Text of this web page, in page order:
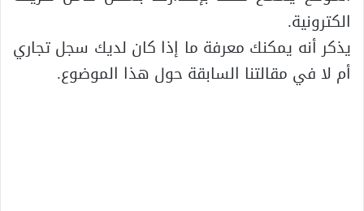
الكترونية.
يذكر أنه يمكنك معرفة ما إذا كان لديك سجل تجاري
أم لا في مقالتنا السابقة حول هذا الموضوع.